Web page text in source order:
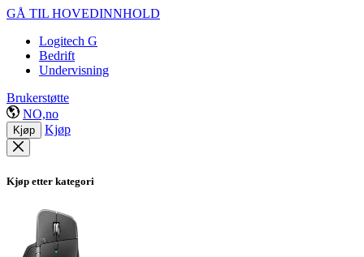
GÅ TIL HOVEDINNHOLD
Logitech G
Bedrift
Undervisning
Brukerstøtte
NO,no
Kjøp Kjøp
Kjøp etter kategori